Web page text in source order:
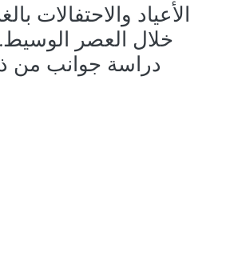
الأعياد والاحتفالات
خلال العصر
دراسة جوانب من